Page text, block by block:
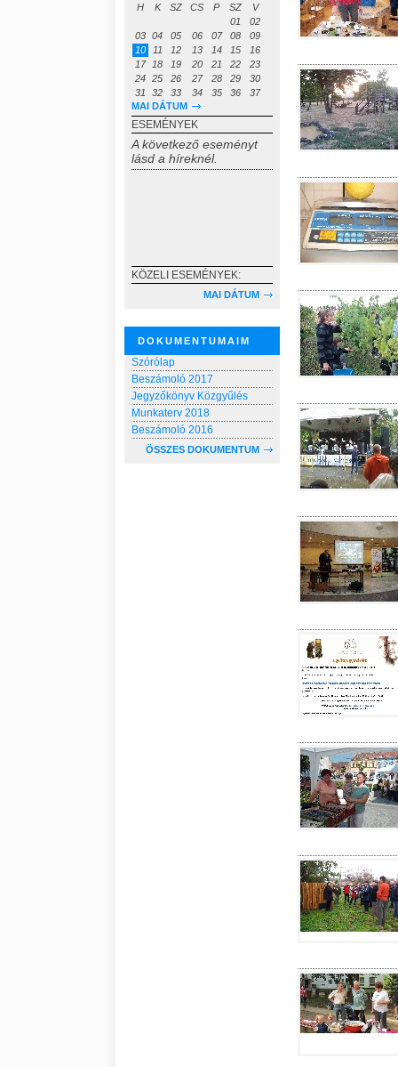
H
K SZ CS P SZ
V
01
02
03 04 05 06 07 08
09
10
11 12 13 14 15
16
17
18 19 20 21 22
23
24 25 26 27 28 29
30
31
32 33 34 35 36
37
MAI DÁTUM
ESEMÉNYEK
A következő eseményt
lásd a híreknél.
KÖZELI ESEMÉNYEK:
MAI DÁTUM
DOKUMENTUMAIM
Szórólap
Beszámoló 2017
Jegyzőkönyv Közgyűlés
Munkaterv 2018
Beszámoló 2016
ÖSSZES DOKUMENTUM